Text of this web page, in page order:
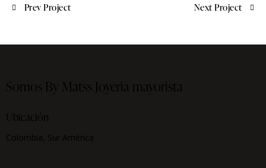
Prev Project Next Project
Somos By Matss Joyeria mayorista
Ubicación
Colombia, Sur América